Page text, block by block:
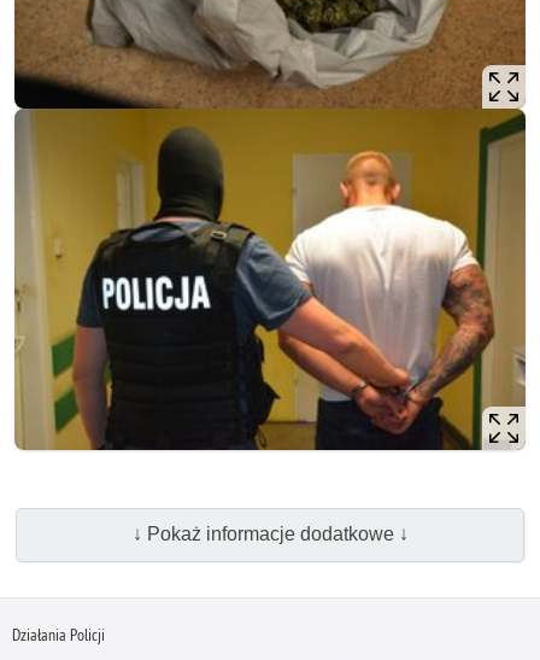
↓ Pokaż informacje dodatkowe ↓
Działania Policji